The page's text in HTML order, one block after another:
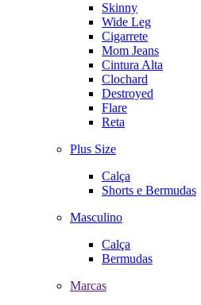
Skinny
Wide Leg
Cigarrete
Mom Jeans
Cintura Alta
Clochard
Destroyed
Flare
Reta
Plus Size
Calça
Shorts e Bermudas
Masculino
Calça
Bermudas
Marcas